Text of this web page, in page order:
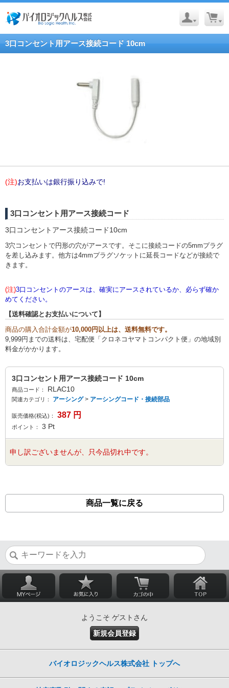
3口コンセント用アース接続コード 10cm
(注)お支払いは銀行振り込みで!
3口コンセント用アース接続コード
3口コンセントアース接続コード10cm
3穴コンセントで円形の穴がアースです。そこに接続コードの5mmプラグ
を差し込みます。他方は4mmプラグソケットに延長コードなどが接続で
きます。
(注)3口コンセントのアースは、確実にアースされているか、必らず確か
めてください。
【送料確認とお支払いについて】
商品の購入合計金額が10,000円以上は、送料無料です。
9,999円までの送料は、宅配便「クロネコヤマトコンパクト便」の地域別
料金がかかります。
3口コンセント用アース接続コード 10cm
商品コード： RLAC10
関連カテゴリ： アーシング> アーシングコード・接続部品
販売価格(税込)： 387 円
ポイント： 3 Pt
申し訳ございませんが、只今品切れ中です。
商品一覧に戻る
ようこそ ゲストさん
新規会員登録
バイオロジックヘルス株式会社 トップへ